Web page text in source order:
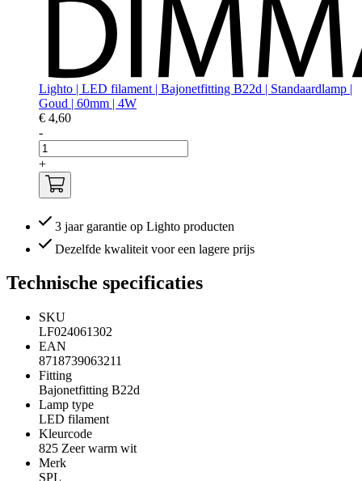
Lighto | LED filament | Bajonetfitting B22d | Standaardlamp |
Goud | 60mm | 4W
€ 4,60
-
+
3 jaar garantie op Lighto producten
Dezelfde kwaliteit voor een lagere prijs
Technische specificaties
SKU
LF024061302
EAN
8718739063211
Fitting
Bajonetfitting B22d
Lamp type
LED filament
Kleurcode
825 Zeer warm wit
Merk
SPL